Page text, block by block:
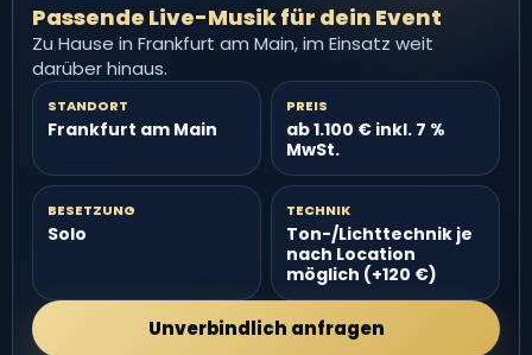
Passende Live-Musik für dein Event
Zu Hause in Frankfurt am Main, im Einsatz weit
darüber hinaus.
STANDORT
Frankfurt am Main
PREIS
ab 1.100 € inkl. 7 %
MwSt.
BESETZUNG
Solo
TECHNIK
Ton-/Lichttechnik je
nach Location
möglich (+120 €)
Unverbindlich anfragen